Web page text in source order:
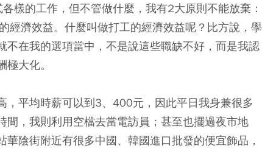
樣的工作，但不管做什麼，我有2大原則不能放棄：
經濟效益。什麼叫做打工的經濟效益呢？比方說，學
在我的選項當中，不是說這些職缺不好，而是我認
大化。
，平均時薪可以到3、400元，因此平日我身兼很多
，我則利用空檔去當電訪員；甚至也擺過夜市地
陰街附近有很多中國、韓國進口批發的便宜飾品，